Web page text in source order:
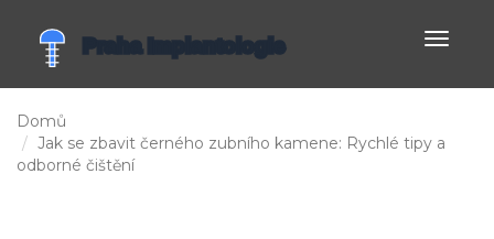
Domů
Jak se zbavit černého zubního kamene: Rychlé tipy a
odborné čištění